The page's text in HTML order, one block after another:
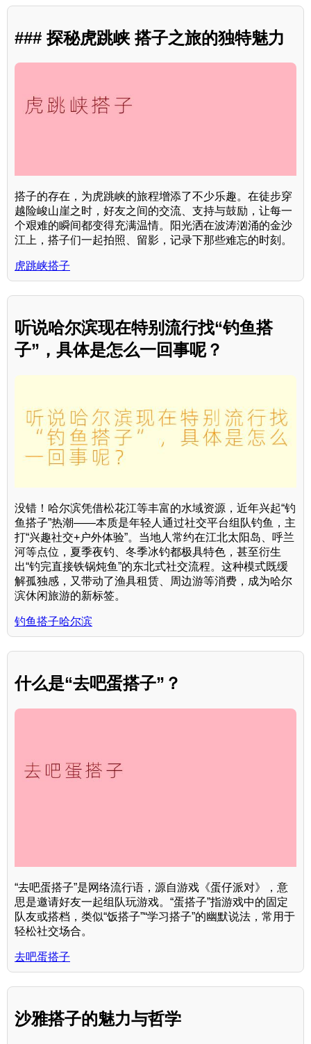
### 探秘虎跳峡 搭子之旅的独特魅力
搭子的存在，为虎跳峡的旅程增添了不少乐趣。在徒步穿
越险峻山崖之时，好友之间的交流、支持与鼓励，让每一
个艰难的瞬间都变得充满温情。阳光洒在波涛汹涌的金沙
江上，搭子们一起拍照、留影，记录下那些难忘的时刻。
虎跳峡搭子
听说哈尔滨现在特别流行找“钓鱼搭
子”，具体是怎么一回事呢？
没错！哈尔滨凭借松花江等丰富的水域资源，近年兴起“钓
鱼搭子”热潮——本质是年轻人通过社交平台组队钓鱼，主
打“兴趣社交+户外体验”。当地人常约在江北太阳岛、呼兰
河等点位，夏季夜钓、冬季冰钓都极具特色，甚至衍生
出“钓完直接铁锅炖鱼”的东北式社交流程。这种模式既缓
解孤独感，又带动了渔具租赁、周边游等消费，成为哈尔
滨休闲旅游的新标签。
钓鱼搭子哈尔滨
什么是“去吧蛋搭子”？
“去吧蛋搭子”是网络流行语，源自游戏《蛋仔派对》，意
思是邀请好友一起组队玩游戏。“蛋搭子”指游戏中的固定
队友或搭档，类似“饭搭子”“学习搭子”的幽默说法，常用于
轻松社交场合。
去吧蛋搭子
沙雅搭子的魅力与哲学